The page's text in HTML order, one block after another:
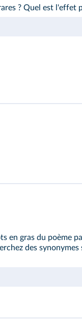
? Quel est l'effet
en gras du poème
des